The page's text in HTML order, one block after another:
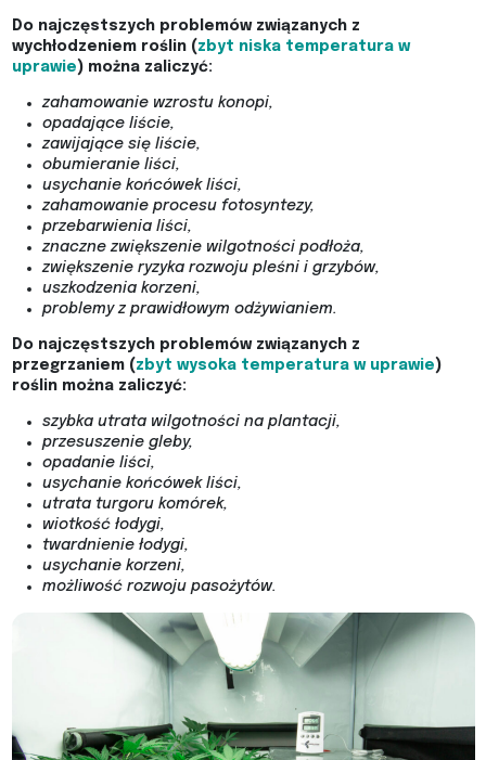
Do najczęstszych problemów związanych z
wychłodzeniem roślin (zbyt niska temperatura w
uprawie) można zaliczyć:
zahamowanie wzrostu konopi,
opadające liście,
zawijające się liście,
obumieranie liści,
usychanie końcówek liści,
zahamowanie procesu fotosyntezy,
przebarwienia liści,
znaczne zwiększenie wilgotności podłoża,
zwiększenie ryzyka rozwoju pleśni i grzybów,
uszkodzenia korzeni,
problemy z prawidłowym odżywianiem.
Do najczęstszych problemów związanych z
przegrzaniem (zbyt wysoka temperatura w uprawie)
roślin można zaliczyć:
szybka utrata wilgotności na plantacji,
przesuszenie gleby,
opadanie liści,
usychanie końcówek liści,
utrata turgoru komórek,
wiotkość łodygi,
twardnienie łodygi,
usychanie korzeni,
możliwość rozwoju pasożytów.